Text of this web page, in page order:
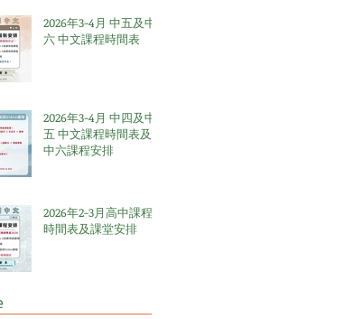
2026年3-4月 中五及中
六 中文課程時間表
2026年3-4月 中四及中
五 中文課程時間表及
中六課程安排
2026年2-3月高中課程
時間表及課堂安排